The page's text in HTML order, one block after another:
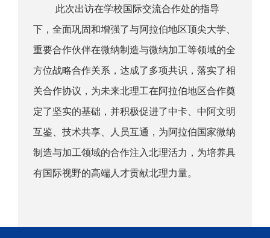
此次出访在学校国际交流合作处的指导
下，全面巩固和增强了与阿拉伯地区顶尖大学、
重要合作伙伴在微纳制造与微纳加工等领域的全
方位战略合作关系，达成了多项共识，落实了相
关合作协议，为未来北理工在阿拉伯地区合作奠
定了坚实的基础，并积极促进了中卡、中阿文明
互鉴、技术共享、人员互通，为阿拉伯国家微纳
制造与加工领域的合作注入北理活力，为培养具
有国际视野的高端人才贡献北理力量。